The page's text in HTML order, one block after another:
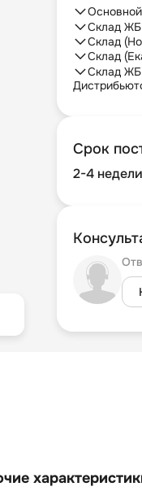
Склад
Склад
Склад
Склад
Срок
2-4 недели